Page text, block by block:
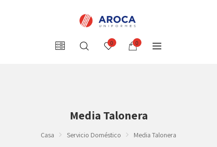
0 0
Media Talonera
Casa Servicio Doméstico Media Talonera